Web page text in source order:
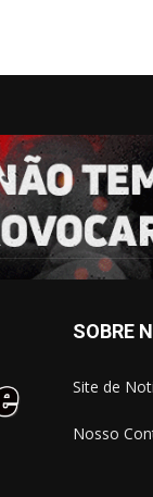
SOBRE
Site de
Nosso